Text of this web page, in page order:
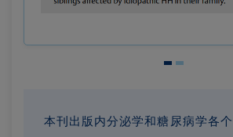
本刊出版内分泌学和糖尿病学各